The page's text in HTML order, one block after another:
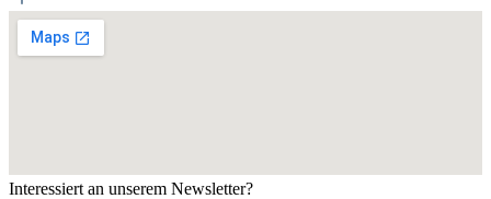
Interessiert an unserem Newsletter?